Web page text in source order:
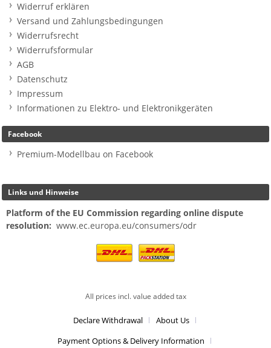
Widerruf erklären
Versand und Zahlungsbedingungen
Widerrufsrecht
Widerrufsformular
AGB
Datenschutz
Impressum
Informationen zu Elektro- und Elektronikgeräten
Facebook
Premium-Modellbau on Facebook
Links und Hinweise
Platform of the EU Commission regarding online dispute
resolution: www.ec.europa.eu/consumers/odr
All prices incl. value added tax
Declare Withdrawal
About Us
Payment Options & Delivery Information